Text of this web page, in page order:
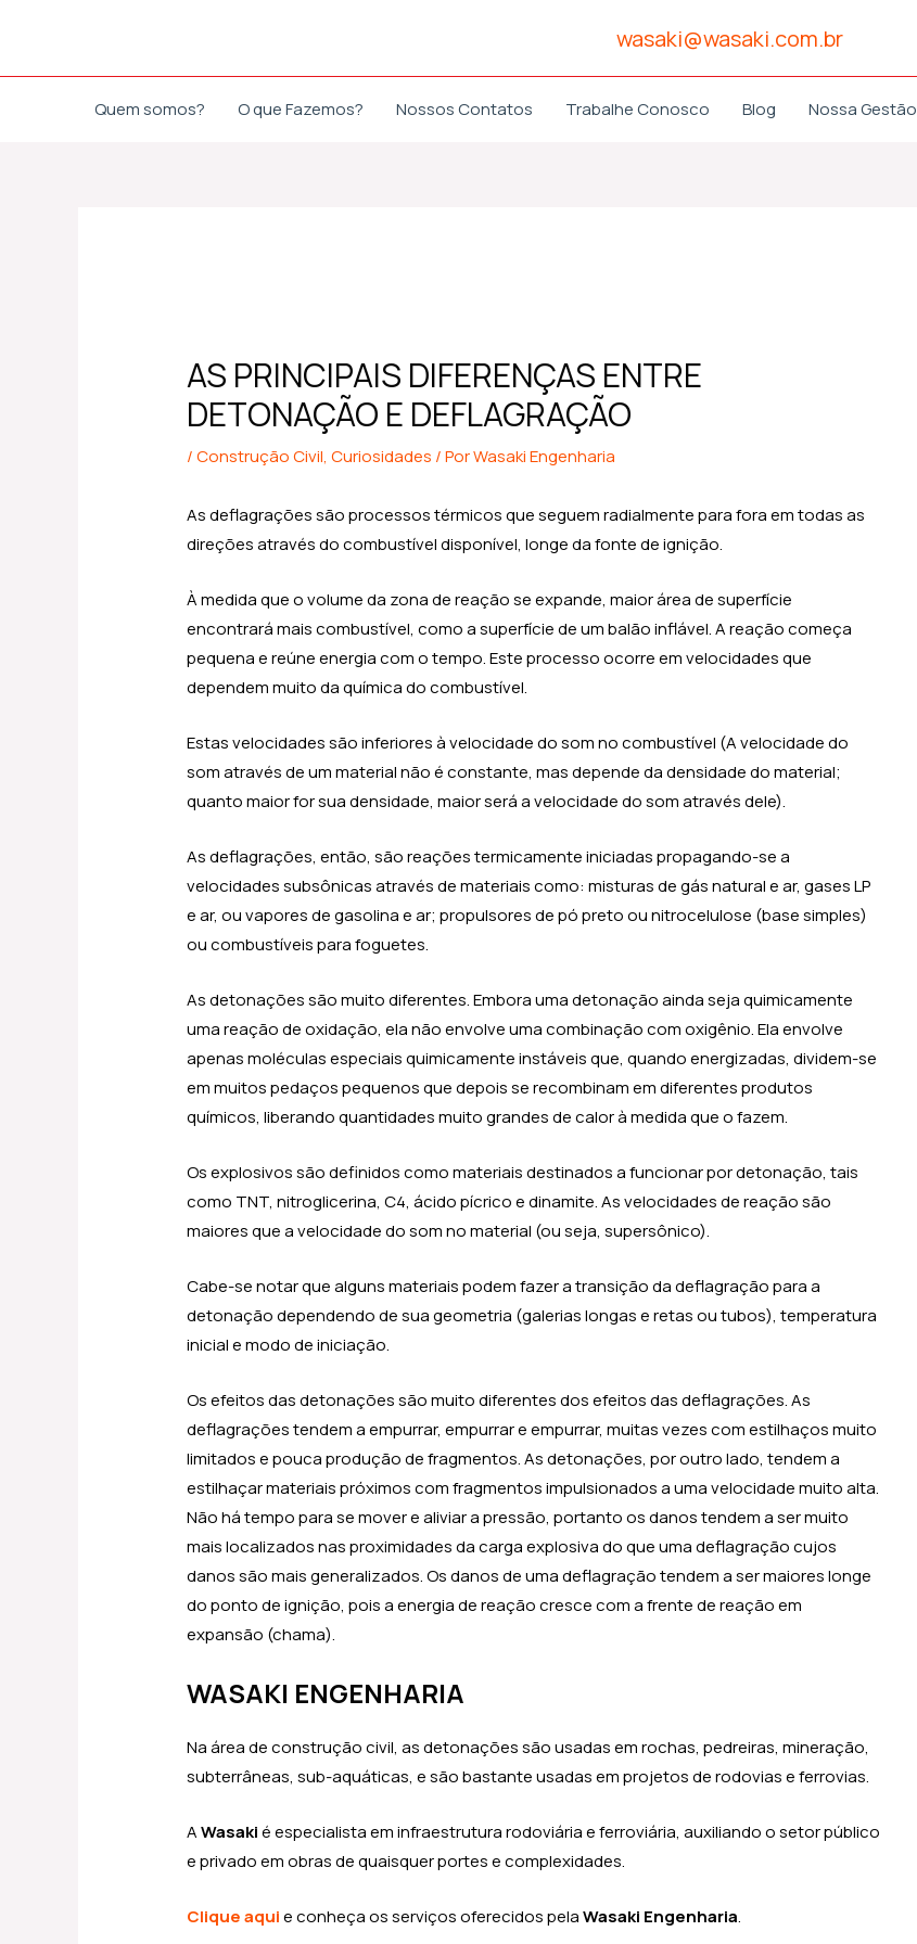
o
wasaki@wasaki.com.br
Quem somos? O que Fazemos? Nossos Contatos Trabalhe Conosco Blog Nossa Gestão
AS PRINCIPAIS DIFERENÇAS ENTRE
DETONAÇÃO E DEFLAGRAÇÃO
/Construção Civil,Curiosidades / PorWasaki Engenharia
As deflagrações são processos térmicos que seguem radialmente para fora em todas as
direções através do combustível disponível, longe da fonte de ignição.
À medida que o volume da zona de reação se expande, maior área de superfície
encontrará mais combustível, como a superfície de um balão inflável. A reação começa
pequena e reúne energia com o tempo. Este processo ocorre em velocidades que
dependem muito da química do combustível.
Estas velocidades são inferiores à velocidade do som no combustível (A velocidade do
som através de um material não é constante, mas depende da densidade do material;
quanto maior for sua densidade, maior será a velocidade do som através dele).
As deflagrações, então, são reações termicamente iniciadas propagando-se a
velocidades subsônicas através de materiais como: misturas de gás natural e ar, gases LP
e ar, ou vapores de gasolina e ar; propulsores de pó preto ou nitrocelulose (base simples)
ou combustíveis para foguetes.
As detonações são muito diferentes. Embora uma detonação ainda seja quimicamente
uma reação de oxidação, ela não envolve uma combinação com oxigênio. Ela envolve
apenas moléculas especiais quimicamente instáveis que, quando energizadas, dividem-se
em muitos pedaços pequenos que depois se recombinam em diferentes produtos
químicos, liberando quantidades muito grandes de calor à medida que o fazem.
Os explosivos são definidos como materiais destinados a funcionar por detonação, tais
como TNT, nitroglicerina, C4, ácido pícrico e dinamite. As velocidades de reação são
maiores que a velocidade do som no material (ou seja, supersônico).
Cabe-se notar que alguns materiais podem fazer a transição da deflagração para a
detonação dependendo de sua geometria (galerias longas e retas ou tubos), temperatura
inicial e modo de iniciação.
Os efeitos das detonações são muito diferentes dos efeitos das deflagrações. As
deflagrações tendem a empurrar, empurrar e empurrar, muitas vezes com estilhaços muito
limitados e pouca produção de fragmentos. As detonações, por outro lado, tendem a
estilhaçar materiais próximos com fragmentos impulsionados a uma velocidade muito alta.
Não há tempo para se mover e aliviar a pressão, portanto os danos tendem a ser muito
mais localizados nas proximidades da carga explosiva do que uma deflagração cujos
danos são mais generalizados. Os danos de uma deflagração tendem a ser maiores longe
do ponto de ignição, pois a energia de reação cresce com a frente de reação em
expansão (chama).
WASAKI ENGENHARIA
Na área de construção civil, as detonações são usadas em rochas, pedreiras, mineração,
subterrâneas, sub-aquáticas, e são bastante usadas em projetos de rodovias e ferrovias.
AWasakié especialista em infraestrutura rodoviária e ferroviária, auxiliando o setor público
e privado em obras de quaisquer portes e complexidades.
Clique aquie conheça os serviços oferecidos pelaWasaki Engenharia.